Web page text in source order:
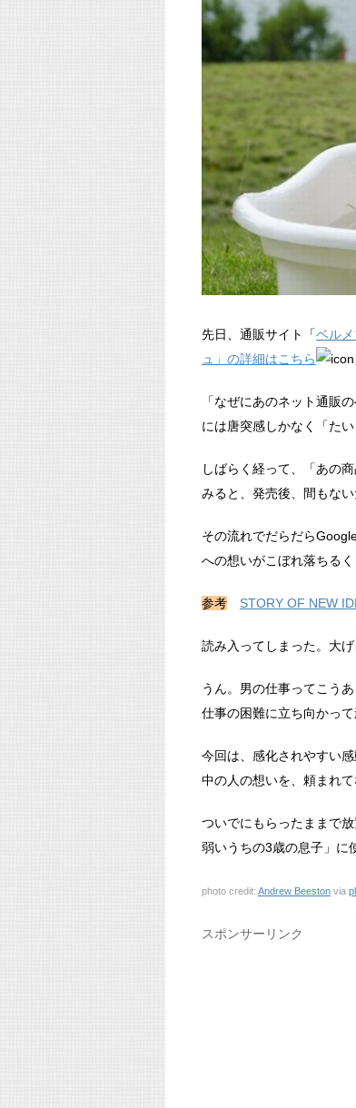
先日、通販サイト「ベル
ュ」の詳細はこちら
「なぜにあのネット通販
には唐突感しかなく「た
しばらく経って、「あの
みると、発売後、間もな
その流れでだらだら
への想いがこぼれ落ちる
参考 STORY OF NEW
読み入ってしまった。大
うん。男の仕事ってこう
仕事の困難に立ち向かって
今回は、感化されやすい
中の人の想いを、頼まれ
ついでにもらったままで
弱いうちの3歳の息子」に
photo credit: Andrew Beeston via
スポンサーリンク